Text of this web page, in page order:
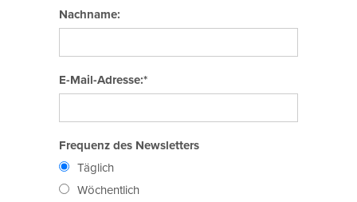
Nachname:
E-Mail-Adresse:*
Frequenz des Newsletters
Täglich
Wöchentlich